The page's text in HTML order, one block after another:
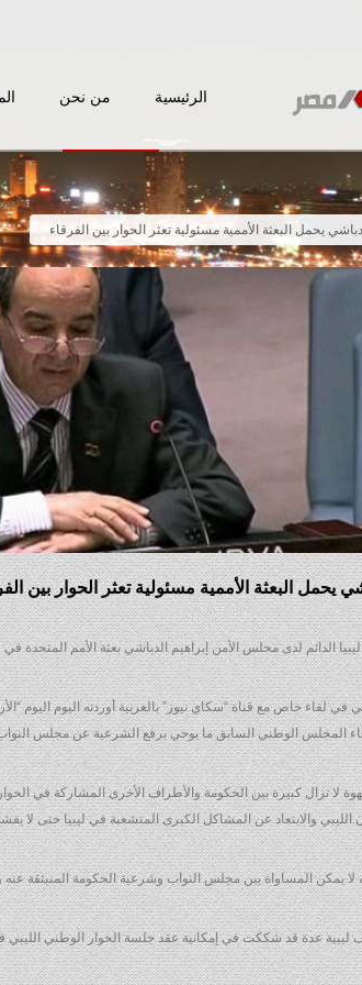
الرئيسية من نحن
يحمل البعثة الأممية مسئولية تعثر الحوار بين الفرقاء
يحمل البعثة الأممية مسئولية تعثر الحوار بين
الدائم لدى مجلس الأمن إبراهيم الدباشي بعثة الأمم المتحدة في
في لقاء خاص مع قناة “سكاي نيوز” بالعربية أوردته اليوم اليوم
المجلس الوطني السابق ما يوحي برفع الشرعية عن مجلس النواب
لا تزال كبيرة بين الحكومة والأطراف الأخرى المشاركة في
الليبي والابتعاد عن المشاكل الكبرى المتشعبة في ليبيا حتى لا
لا يمكن المساواة بين مجلس النواب وشرعية الحكومة
عدة قد شككت في إمكانية عقد جلسة الحوار الوطني الليبي في